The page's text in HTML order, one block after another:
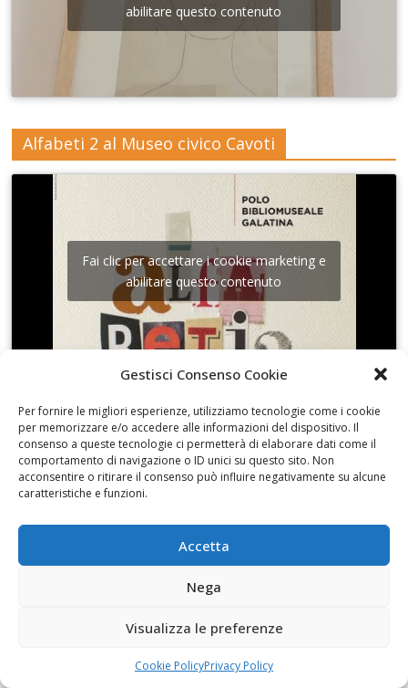
Gestisci Consenso Cookie
Per fornire le migliori esperienze, utilizziamo tecnologie come i cookie
per memorizzare e/o accedere alle informazioni del dispositivo. Il
consenso a queste tecnologie ci permetterà di elaborare dati come il
comportamento di navigazione o ID unici su questo sito. Non
acconsentire o ritirare il consenso può influire negativamente su alcune
caratteristiche e funzioni.
Accetta
Nega
Visualizza le preferenze
Cookie PolicyPrivacy Policy
abilitare questo contenuto
Alfabeti 2 al Museo civico Cavoti
Fai clic per accettare i cookie marketing e
abilitare questo contenuto
L’altra scultura di Sava
Fai clic per accettare i cookie marketing e
abilitare questo contenuto